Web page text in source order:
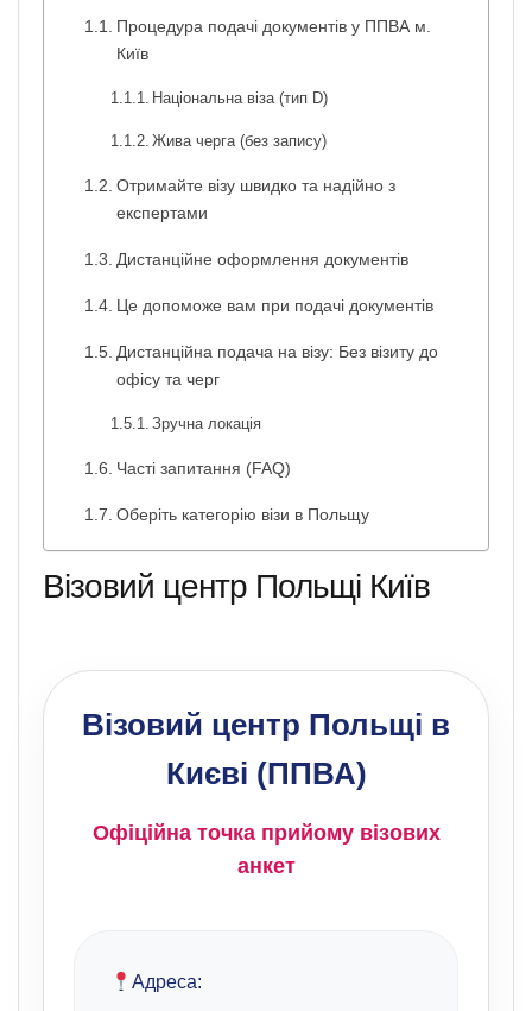
Процедура подачі документів у ППВА м.
Київ
Національна віза (тип D)
Жива черга (без запису)
Отримайте візу швидко та надійно з
експертами
Дистанційне оформлення документів
Це допоможе вам при подачі документів
Дистанційна подача на візу: Без візиту до
офісу та черг
Зручна локація
Часті запитання (FAQ)
Оберіть категорію візи в Польщу
Візовий центр Польщі Київ
Візовий центр Польщі в
Києві (ППВА)
Офіційна точка прийому візових
анкет
Адреса: